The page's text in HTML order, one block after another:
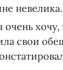
невелика.
хочу,
свои